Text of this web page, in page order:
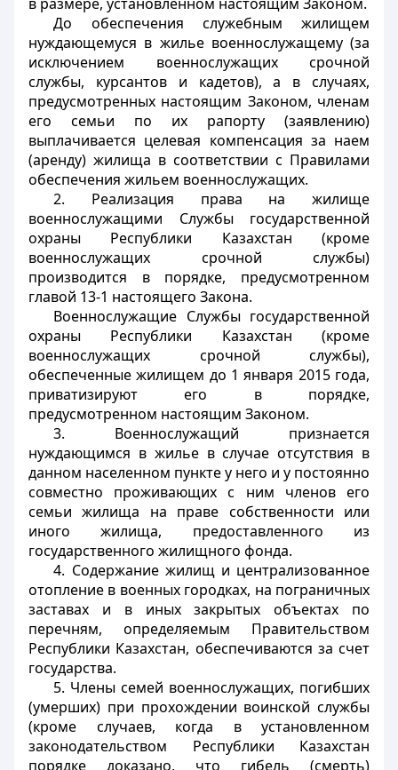
До обеспечения служебным жилищем
нуждающемуся в жилье военнослужащему (за
исключением военнослужащих срочной
службы, курсантов и кадетов), а в случаях,
предусмотренных настоящим Законом, членам
его семьи по их рапорту (заявлению)
выплачивается целевая компенсация за наем
(аренду) жилища в соответствии с Правилами
обеспечения жильем военнослужащих.
2. Реализация права на жилище
военнослужащими Службы государственной
охраны Республики Казахстан (кроме
военнослужащих срочной службы)
производится в порядке, предусмотренном
главой 13-1 настоящего Закона.
Военнослужащие Службы государственной
охраны Республики Казахстан (кроме
военнослужащих срочной службы),
обеспеченные жилищем до 1 января 2015 года,
приватизируют его в порядке,
предусмотренном настоящим Законом.
3. Военнослужащий признается
нуждающимся в жилье в случае отсутствия в
данном населенном пункте у него и у постоянно
совместно проживающих с ним членов его
семьи жилища на праве собственности или
иного жилища, предоставленного из
государственного жилищного фонда.
4. Содержание жилищ и централизованное
отопление в военных городках, на пограничных
заставах и в иных закрытых объектах по
перечням, определяемым Правительством
Республики Казахстан, обеспечиваются за счет
государства.
5. Члены семей военнослужащих, погибших
(умерших) при прохождении воинской службы
(кроме случаев, когда в установленном
законодательством Республики Казахстан
порядке доказано, что гибель (смерть)